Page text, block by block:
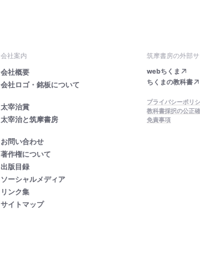
会社案内
会社概要
会社ロゴ・銘板について
太宰治賞
太宰治と筑摩書房
お問い合わせ
著作権について
出版目録
ソーシャルメディア
リンク集
サイトマップ
筑摩書房の外部サ
webちくま
ちくまの教科書
プライバシーポリ
教科書採択の公正
免責事項